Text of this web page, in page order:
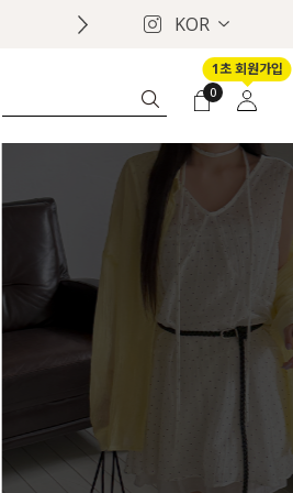
KOR
0
1초 회원가입
회원가입
마이페이지